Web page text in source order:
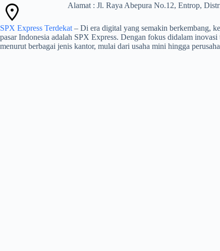
Alamat : Jl. Raya Abepura No.12, Entrop,
SPX Express Terdekat – Di era digital yang semakin berkembang,
pasar Indonesia adalah SPX Express. Dengan fokus didalam
menurut berbagai jenis kantor, mulai dari usaha mini hingga